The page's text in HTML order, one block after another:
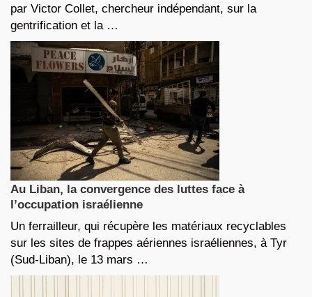
par Victor Collet, chercheur indépendant, sur la
gentrification et la …
Au Liban, la convergence des luttes face à
l’occupation israélienne
Un ferrailleur, qui récupère les matériaux recyclables
sur les sites de frappes aériennes israéliennes, à Tyr
(Sud-Liban), le 13 mars …